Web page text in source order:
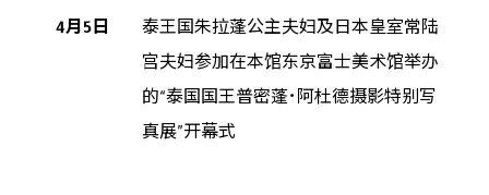
4月5日
泰王国朱拉蓬公主夫妇及日本皇室常陆
宫夫妇参加在本馆东京富士美术馆举办
的“泰国国王普密蓬･阿杜德摄影特别写
真展”开幕式